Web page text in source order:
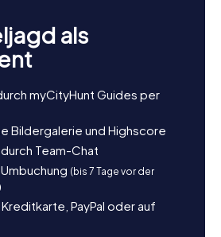
als
myCityHunt Guides per
Bildergalerie und Highscore
Team-Chat
(bis 7 Tage vor der
PayPal oder auf